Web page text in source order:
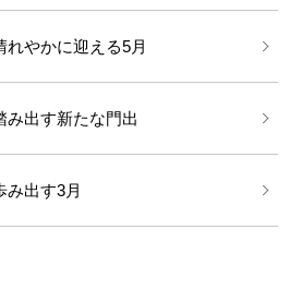
やかに迎える5月
み出す新たな門出
み出す3月